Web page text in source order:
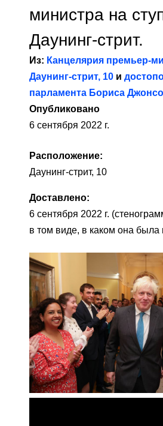
министра на
Даунинг-стрит.
Из: Канцелярия премьер-
Даунинг-стрит, 10 и
парламента Бориса
Опубликовано
6 сентября 2022 г.
Расположение:
Даунинг-стрит, 10
Доставлено:
6 сентября 2022 г.
в том виде, в каком она была